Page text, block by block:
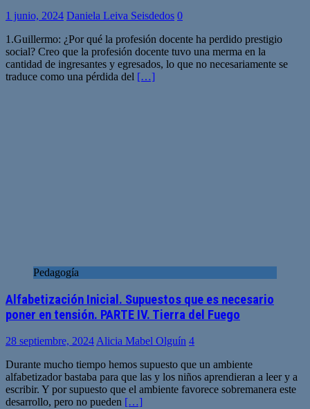
1 junio, 2024 Daniela Leiva Seisdedos 0
1.Guillermo: ¿Por qué la profesión docente ha perdido prestigio
social? Creo que la profesión docente tuvo una merma en la
cantidad de ingresantes y egresados, lo que no necesariamente se
traduce como una pérdida del […]
Pedagogía
Alfabetización Inicial. Supuestos que es necesario
poner en tensión. PARTE IV. Tierra del Fuego
28 septiembre, 2024Alicia Mabel Olguín 4
Durante mucho tiempo hemos supuesto que un ambiente
alfabetizador bastaba para que las y los niños aprendieran a leer y a
escribir. Y por supuesto que el ambiente favorece sobremanera este
desarrollo, pero no pueden […]